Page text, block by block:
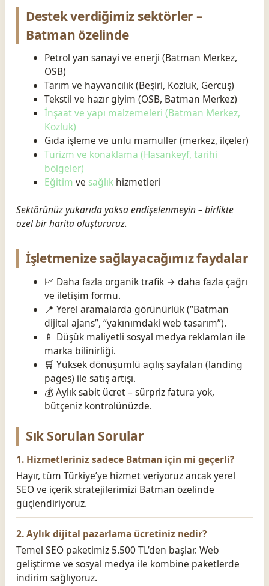
Destek verdiğimiz sektörler –
Batman özelinde
Petrol yan sanayi ve enerji (Batman Merkez,
OSB)
Tarım ve hayvancılık (Beşiri, Kozluk, Gercüş)
Tekstil ve hazır giyim (OSB, Batman Merkez)
İnşaat ve yapı malzemeleri (Batman Merkez,
Kozluk)
Gıda işleme ve unlu mamuller (merkez, ilçeler)
Turizm ve konaklama (Hasankeyf, tarihi
bölgeler)
Eğitim ve sağlıkhizmetleri
Sektörünüz yukarıda yoksa endişelenmeyin – birlikte
özel bir harita oluştururuz.
İşletmenize sağlayacağımız faydalar
📈 Daha fazla organik trafik → daha fazla çağrı
ve iletişim formu.
📍 Yerel aramalarda görünürlük (“Batman
dijital ajans”, “yakınımdaki web tasarım”).
📱 Düşük maliyetli sosyal medya reklamları ile
marka bilinirliği.
🛒 Yüksek dönüşümlü açılış sayfaları (landing
pages) ile satış artışı.
💰 Aylık sabit ücret – sürpriz fatura yok,
bütçeniz kontrolünüzde.
Sık Sorulan Sorular
1. Hizmetleriniz sadece Batman için mi geçerli?
Hayır, tüm Türkiye’ye hizmet veriyoruz ancak yerel
SEO ve içerik stratejilerimizi Batman özelinde
güçlendiriyoruz.
2. Aylık dijital pazarlama ücretiniz nedir?
Temel SEO paketimiz 5.500 TL’den başlar. Web
geliştirme ve sosyal medya ile kombine paketlerde
indirim sağlıyoruz.